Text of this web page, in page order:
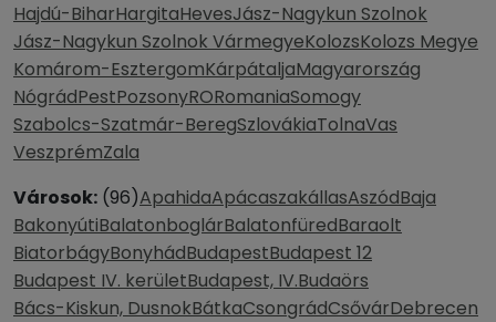
Hajdú-BiharHargitaHevesJász-Nagykun Szolnok
Jász-Nagykun Szolnok VármegyeKolozsKolozs Megye
Komárom-EsztergomKárpátaljaMagyarország
NógrádPestPozsonyRORomaniaSomogy
Szabolcs-Szatmár-BeregSzlovákiaTolnaVas
VeszprémZala
Városok: (96)ApahidaApácaszakállasAszódBaja
BakonyútiBalatonboglárBalatonfüredBaraolt
BiatorbágyBonyhádBudapestBudapest 12
Budapest IV. kerületBudapest, IV.Budaörs
Bács-Kiskun, DusnokBátkaCsongrádCsővárDebrecen